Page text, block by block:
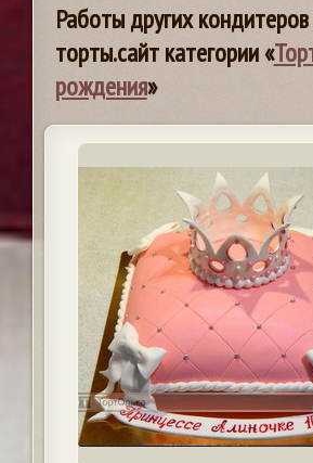
Работы других кондитеров
торты.сайт категории «
рождения»